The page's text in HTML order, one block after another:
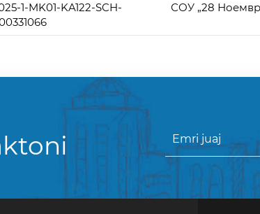
1-MK01-KA122-SCH-
СОУ „28